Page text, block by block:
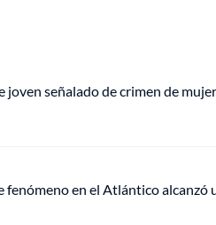
joven señalado de crimen de
fenómeno en el Atlántico alcanzó